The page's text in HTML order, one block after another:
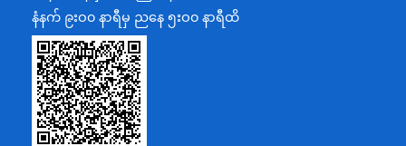
ပြန်ကြားရေးဝန်ကြီးဌာန
သာသနာရေးနှင့် ယဉ်ကျေးမှုဝန်ကြီးဌာန
စိုက်ပျိုးရေး၊မွေးမြူရေးနှင့်ဆည်မြောင်းဝန်ကြီးဌာန
ပို့ဆောင်ရေးနှင့်ဆက်သွယ်ရေးဝန်ကြီးဌာန
သယံဇာတနှင့်ပတ်ဝန်းကျင်ထိန်းသိမ်းရေးဝန်ကြီးဌာန
နံနက် ၉းဝ၀ နာရီမှ ညနေ ၅းဝ၀ နာရီထိ